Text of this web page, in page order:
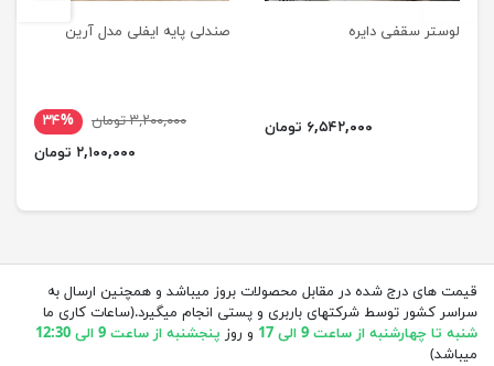
لوستر سقفی دایره
۶,۵۴۲,۰۰۰ تومان
صندلی پایه ایفلی مدل آرین
۳,۲۰۰,۰۰۰ تومان
۳۴%
۲,۱۰۰,۰۰۰ تومان
قیمت های درج شده در مقابل محصولات بروز میباشد و همچنین ارسال به
سراسر کشور توسط شرکتهای باربری و پستی انجام میگیرد.(ساعات کاری ما
شنبه تا چهارشنبه از ساعت 9 الی 17
و روز پنجشنبه از ساعت 9 الی 12:30
میباشد)